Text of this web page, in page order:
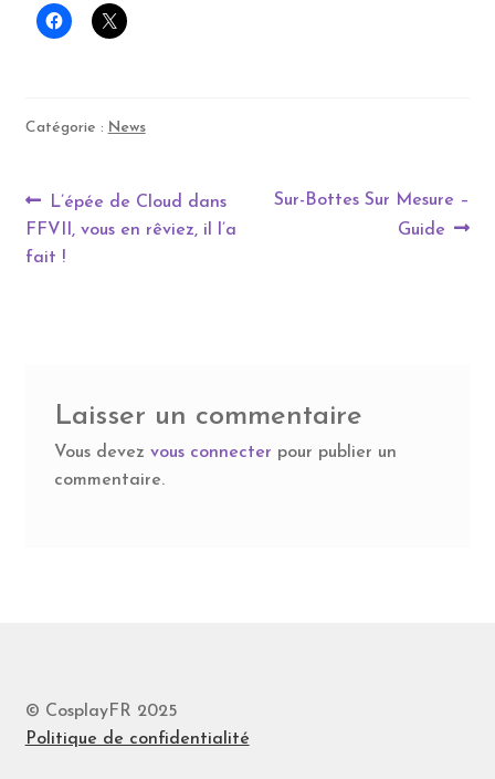
Catégorie : News
Navigation
de
Article
précédent :
L’épée de Cloud dans
FFVII, vous en rêviez, il l’a
fait !
Article
Sur-Bottes Sur Mesure –
Guide
Laisser un commentaire
Vous devez vous connecter pour publier un
commentaire.
© CosplayFR 2025
Politique de confidentialité